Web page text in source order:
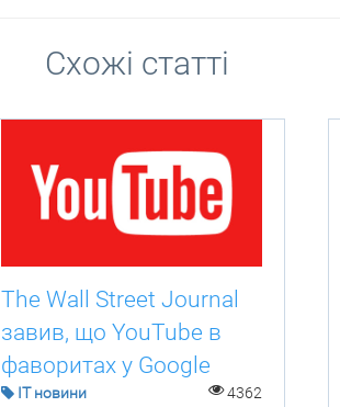
Схожі статті
The Wall Street Journal
завив, що YouTube в
фаворитах у Google
IT новини 4362